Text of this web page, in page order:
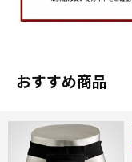
おすすめ商品